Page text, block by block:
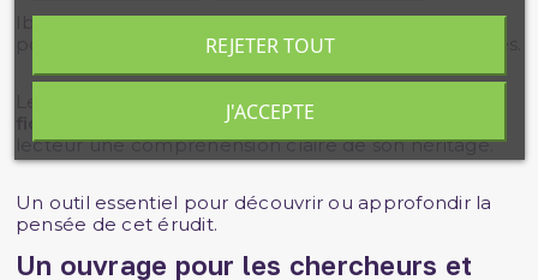
Ibn Taymiyya a marqué l’histoire par ses écrits, ses
positions juridiques et son courage face aux épreuves.
Le livre revient sur ses contributions en matière de
et de réforme religieuse, offrant au
lecteur une compréhension claire de son héritage.
Un outil essentiel pour découvrir ou approfondir la
pensée de cet érudit.
Un ouvrage pour les chercheurs et
REJETER TOUT
J'ACCEPTE